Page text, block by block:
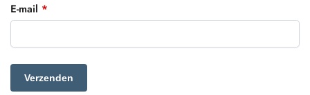
E-mail *